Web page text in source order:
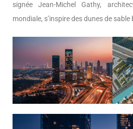
signée Jean-Michel Gathy,
mondiale, s’inspire des dunes de sable